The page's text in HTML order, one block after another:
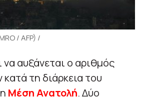
/ AFP) /
να αυξάνεται ο αριθμός
τη διάρκεια του
Μέση Ανατολή. Δύο